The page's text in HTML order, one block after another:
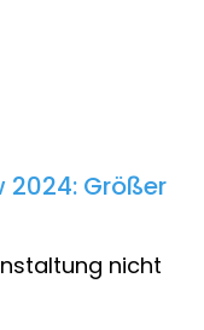
2024: Größer
nicht